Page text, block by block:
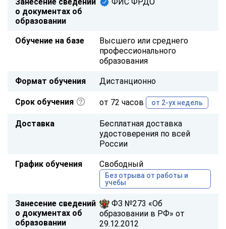
о документах об
образовании
Обучение на базе
Высшего или среднего
профессионального
образования
Формат обучения Дистанционно
Срок обучения от 72 часов от 2-ух недель
Доставка
Бесплатная доставка
удостоверения по всей
России
График обучения Свободный
Без отрыва от работы и
учебы
Занесение сведений
о документах об
образовании
ФЗ №273 «Об
образовании в РФ» от
29.12.2012